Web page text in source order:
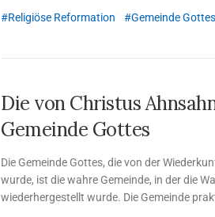
Religiöse Reformation
Gemeinde Gottes
Die von Christus
Gemeinde Gottes
Die Gemeinde Gottes, die von der
wurde, ist die wahre Gemeinde, in der die
wiederhergestellt wurde. Die Gemeinde